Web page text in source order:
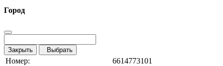
Город
Закрыть Выбрать
Номер:
6614773101